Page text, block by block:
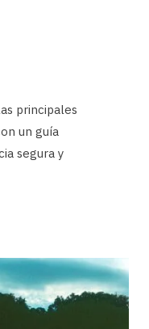
principales
un guía
segura y